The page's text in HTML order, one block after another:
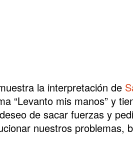
la interpretación de
“Levanto mis manos” y
de sacar fuerzas y
nuestros problemas,